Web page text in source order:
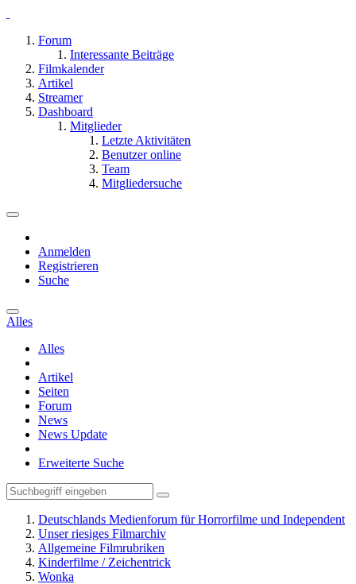
Forum
Interessante Beiträge
Filmkalender
Artikel
Streamer
Dashboard
Mitglieder
Letzte Aktivitäten
Benutzer online
Team
Mitgliedersuche
Anmelden
Registrieren
Suche
Alles
Alles
Artikel
Seiten
Forum
News
News Update
Erweiterte Suche
Deutschlands Medienforum für Horrorfilme und Independent
Unser riesiges Filmarchiv
Allgemeine Filmrubriken
Kinderfilme / Zeichentrick
Wonka